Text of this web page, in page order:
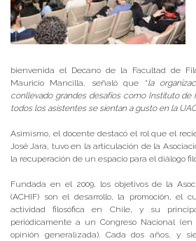
bienvenida el Decano de la Facultad de
Mauricio Mancilla, señaló que “la
conllevado grandes desafíos como Instituto de
todos los asistentes se sientan a gusto en la
Asimismo, el docente destacó el rol que el
José Jara, tuvo en la articulación de la
la recuperación de un espacio para el diálogo
Fundada en el 2009, los objetivos de la
(ACHIF) son el desarrollo, la promoción, el
actividad filosófica en Chile, y su
periódicamente a un Congreso Nacional
opinión generalizada). Cada dos años, y